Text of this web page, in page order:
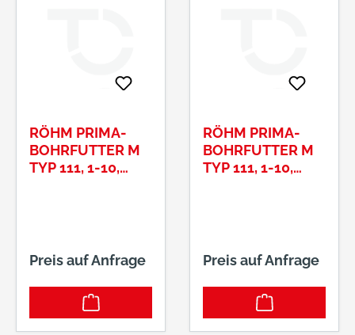
RÖHM PRIMA-
BOHRFUTTER M
TYP 111, 1-10,
Preis auf Anfrage
RÖHM PRIMA-
BOHRFUTTER M
TYP 111, 1-10,
Preis auf Anfrage